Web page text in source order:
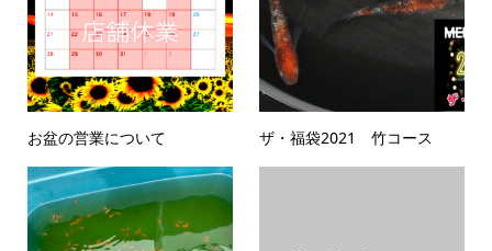
お盆の営業について ザ・福袋2021 竹コース